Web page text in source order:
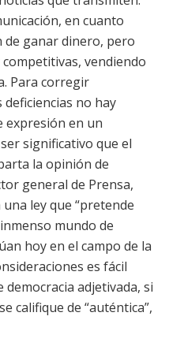
en cuanto
ganar dinero, pero
vendiendo
Para corregir
no hay
expresión en un
significativo que el
la opinión de
general de Prensa,
ley que “pretende
mundo de
hoy en el campo de la
es fácil
adjetivada, si
califique de “auténtica”,